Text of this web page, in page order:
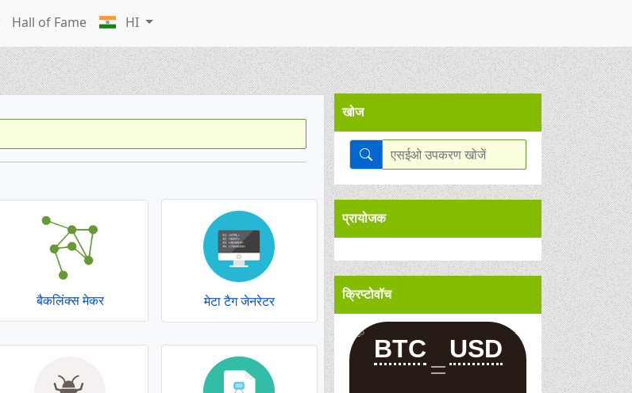
Hall of Fame HI
बैकलिंक्स मेकर मेटा टैग जेनरेटर
खोज
प्रायोजक
क्रिप्टोवॉच